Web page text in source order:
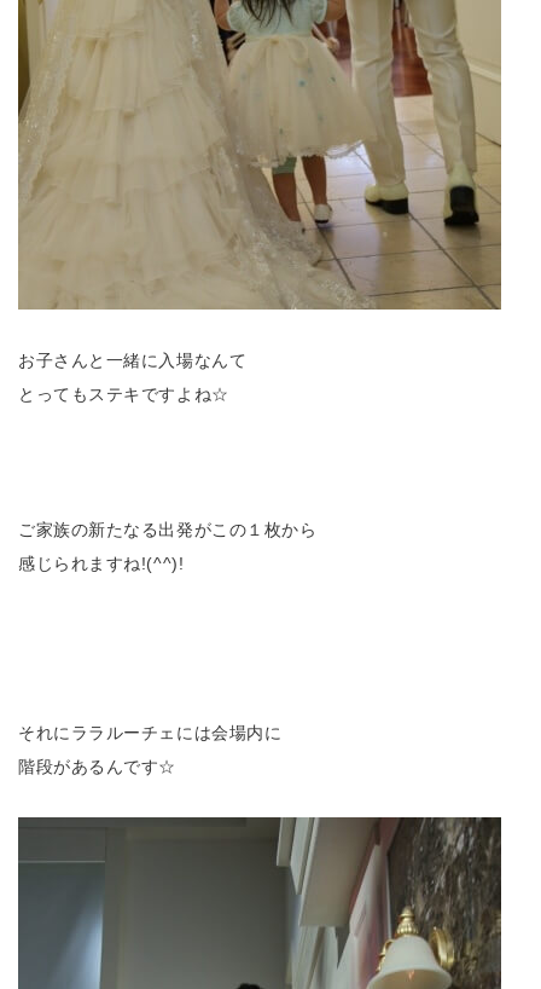
お子さんと一緒に入場なんて
とってもステキですよね☆
ご家族の新たなる出発がこの１枚から
感じられますね!(^^)!
それにララルーチェには会場内に
階段があるんです☆